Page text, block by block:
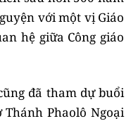
với một vị Giáo
hệ giữa Công giáo
đã tham dự buổi
Phaolô Ngoại